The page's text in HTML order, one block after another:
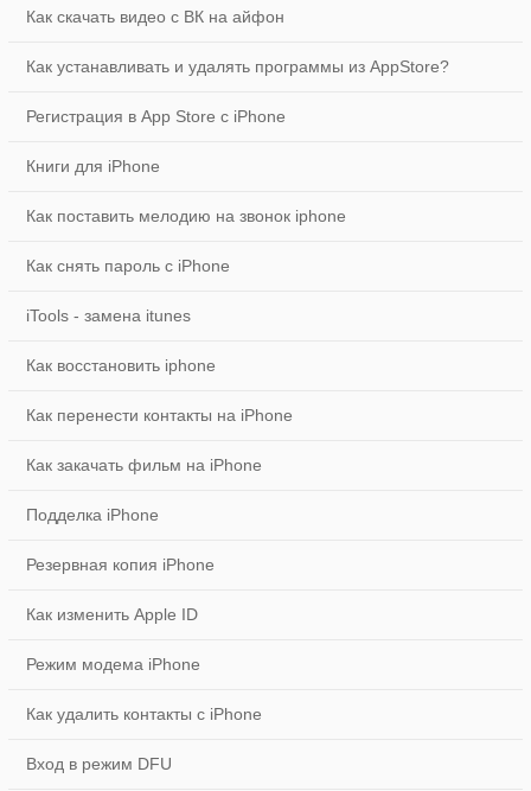
Как скачать видео с ВК на айфон
Как устанавливать и удалять программы из AppStore?
Регистрация в App Store с iPhone
Книги для iPhone
Как поставить мелодию на звонок iphone
Как снять пароль с iPhone
iTools - замена itunes
Как восстановить iphone
Как перенести контакты на iPhone
Как закачать фильм на iPhone
Подделка iPhone
Резервная копия iPhone
Как изменить Apple ID
Режим модема iPhone
Как удалить контакты с iPhone
Вход в режим DFU